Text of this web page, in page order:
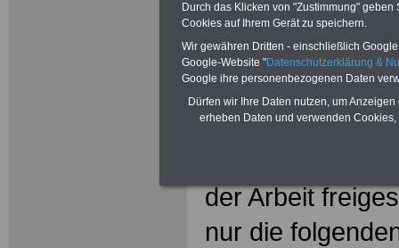
§ 29
(1) 1Als Fälle
denen
des Entgelts
der Arbeit
nur die
Durch das Klicken von "Zustimmung"
Cookies auf Ihrem Gerät zu speichern.
Wir gewähren Dritten - einschließlich
Google-Website "Datenschutzerklärung &
Google ihre personenbezogenen Daten
Dürfen wir Ihre Daten nutzen, um
erheben Daten und verwenden